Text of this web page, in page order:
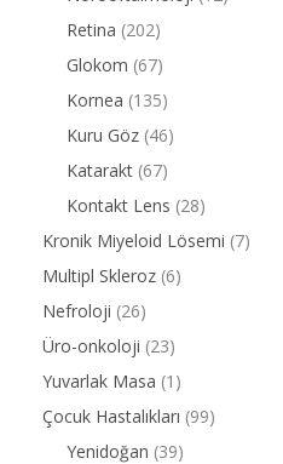
Retina (202)
Glokom (67)
Kornea (135)
Kuru Göz (46)
Katarakt (67)
Kontakt Lens (28)
Kronik Miyeloid Lösemi (7)
Multipl Skleroz (6)
Nefroloji (26)
Üro-onkoloji (23)
Yuvarlak Masa (1)
Çocuk Hastalıkları (99)
Yenidoğan (39)